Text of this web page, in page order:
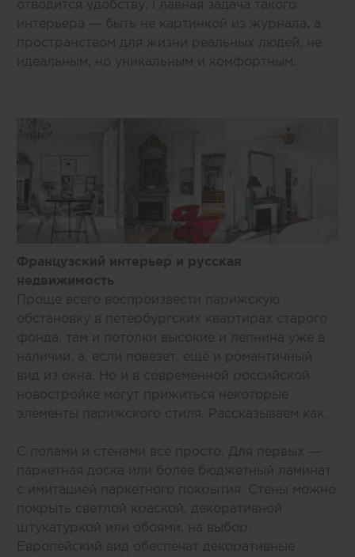
отводится удобству. Главная задача такого
интерьера — быть не картинкой из журнала, а
пространством для жизни реальных людей, не
идеальным, но уникальным и комфортным.
Французский интерьер и русская
недвижимость
Проще всего воспроизвести парижскую
обстановку в петербургских квартирах старого
фонда, там и потолки высокие и лепнина уже в
наличии, а, если повезет, ещё и романтичный
вид из окна. Но и в современной российской
новостройке могут прижиться некоторые
элементы парижского стиля. Рассказываем как.
С полами и стенами все просто. Для первых —
паркетная доска или более бюджетный ламинат
с имитацией паркетного покрытия. Стены можно
покрыть светлой краской, декоративной
штукатуркой или обоями, на выбор.
Европейский вид обеспечат декоративные